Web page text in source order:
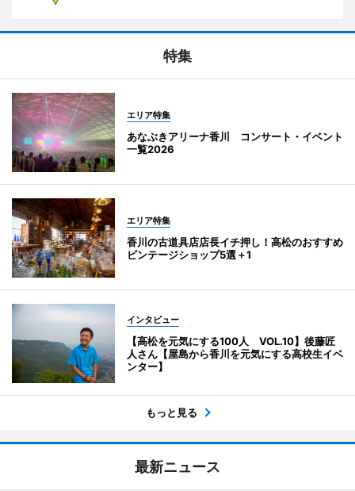
特集
エリア特集
あなぶきアリーナ香川 コンサート・イベント
一覧2026
エリア特集
香川の古道具店店長イチ押し！高松のおすすめ
ビンテージショップ5選＋1
インタビュー
【高松を元気にする100人 VOL.10】後藤匠
人さん【屋島から香川を元気にする高校生イベ
ンター】
もっと見る
最新ニュース